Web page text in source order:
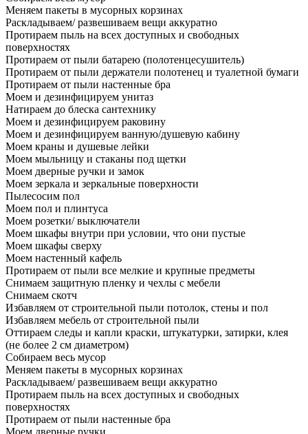
Меняем пакеты в мусорных корзинах
Раскладываем/ развешиваем вещи аккуратно
Протираем пыль на всех доступных и свободных
поверхностях
Протираем от пыли батарею (полотенцесушитель)
Протираем от пыли держатели полотенец и туалетной бумаги
Протираем от пыли настенные бра
Моем и дезинфицируем унитаз
Натираем до блеска сантехнику
Моем и дезинфицируем раковину
Моем и дезинфицируем ванную/душевую кабину
Моем краны и душевые лейки
Моем мыльницу и стаканы под щетки
Моем дверные ручки и замок
Моем зеркала и зеркальные поверхности
Пылесосим пол
Моем пол и плинтуса
Моем розетки/ выключатели
Моем шкафы внутри при условии, что они пустые
Моем шкафы сверху
Моем настенный кафель
Протираем от пыли все мелкие и крупные предметы
Снимаем защитную пленку и чехлы с мебели
Снимаем скотч
Избавляем от строительной пыли потолок, стены и пол
Избавляем мебель от строительной пыли
Оттираем следы и капли краски, штукатурки, затирки, клея
(не более 2 см диаметром)
Собираем весь мусор
Меняем пакеты в мусорных корзинах
Раскладываем/ развешиваем вещи аккуратно
Протираем пыль на всех доступных и свободных
поверхностях
Протираем от пыли настенные бра
Моем дверные ручки